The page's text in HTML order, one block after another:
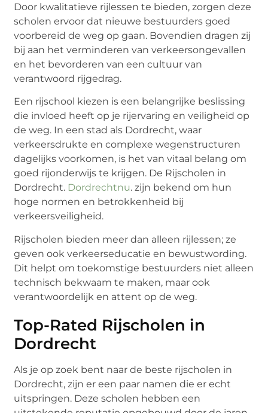
Door kwalitatieve rijlessen te bieden, zorgen deze
scholen ervoor dat nieuwe bestuurders goed
voorbereid de weg op gaan. Bovendien dragen zij
bij aan het verminderen van verkeersongevallen
en het bevorderen van een cultuur van
verantwoord rijgedrag.
Een rijschool kiezen is een belangrijke beslissing
die invloed heeft op je rijervaring en veiligheid op
de weg. In een stad als Dordrecht, waar
verkeersdrukte en complexe wegenstructuren
dagelijks voorkomen, is het van vitaal belang om
goed rijonderwijs te krijgen. De Rijscholen in
Dordrecht. Dordrechtnu. zijn bekend om hun
hoge normen en betrokkenheid bij
verkeersveiligheid.
Rijscholen bieden meer dan alleen rijlessen; ze
geven ook verkeerseducatie en bewustwording.
Dit helpt om toekomstige bestuurders niet alleen
technisch bekwaam te maken, maar ook
verantwoordelijk en attent op de weg.
Top-Rated Rijscholen in
Dordrecht
Als je op zoek bent naar de beste rijscholen in
Dordrecht, zijn er een paar namen die er echt
uitspringen. Deze scholen hebben een